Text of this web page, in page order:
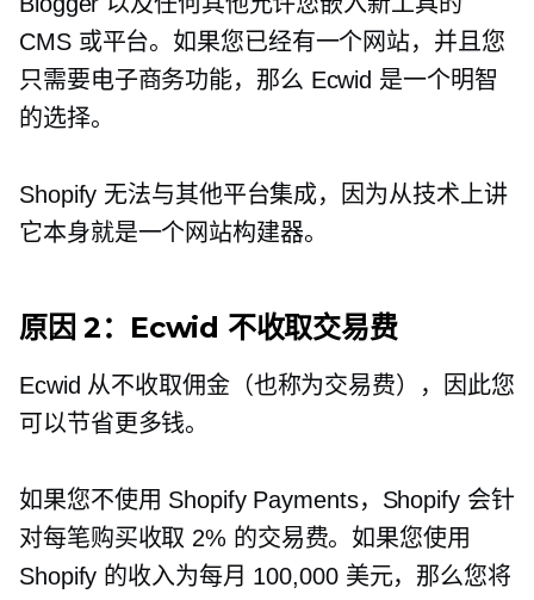
CMS 或平台。如果您已经有一个网站，并且您
只需要电子商务功能，那么 Ecwid 是一个明智
的选择。
Shopify 无法与其他平台集成，因为从技术上讲
它本身就是一个网站构建器。
原因 2：Ecwid 不收取交易费
Ecwid 从不收取佣金（也称为交易费），因此您
可以节省更多钱。
如果您不使用 Shopify Payments，Shopify 会针
对每笔购买收取 2% 的交易费。如果您使用
Shopify 的收入为每月 100,000 美元，那么您将